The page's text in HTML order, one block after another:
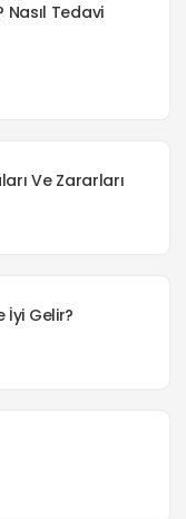
Nasıl Tedavi
Ve Zararları
İyi Gelir?